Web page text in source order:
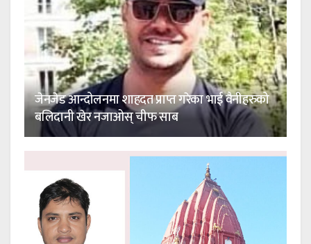
जेनजेड आन्दोलनमा शाहदत प्राप्त गरेका भाई वैनीहरुको
बलिदानी खेर नजाओस् चीफ साब